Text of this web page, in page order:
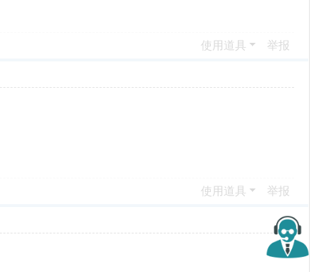
使用道具 举报
使用道具 举报